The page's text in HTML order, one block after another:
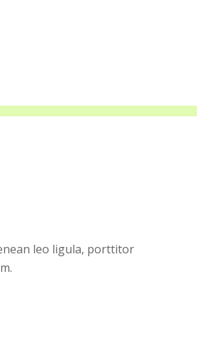
leo ligula, porttitor